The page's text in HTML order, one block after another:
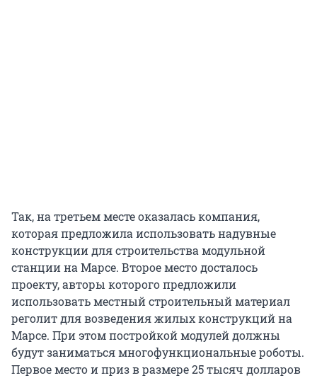
Так, на третьем месте оказалась компания,
которая предложила использовать надувные
конструкции для строительства модульной
станции на Марсе. Второе место досталось
проекту, авторы которого предложили
использовать местный строительный материал
реголит для возведения жилых конструкций на
Марсе. При этом постройкой модулей должны
будут заниматься многофункциональные роботы.
Первое место и приз в размере 25 тысяч долларов